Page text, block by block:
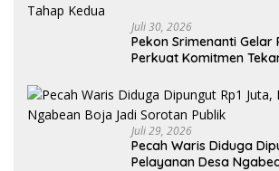
Juli 30, 2026
Pekon Srimenanti Gelar
Perkuat Komitmen
Kedua
Juli 29, 2026
Pecah Waris Diduga
Pelayanan Desa